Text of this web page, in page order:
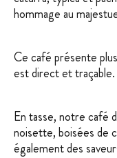
hommage au
Ce café présente
est direct et traçable.
En tasse, notre café
noisette, boisées de
également des